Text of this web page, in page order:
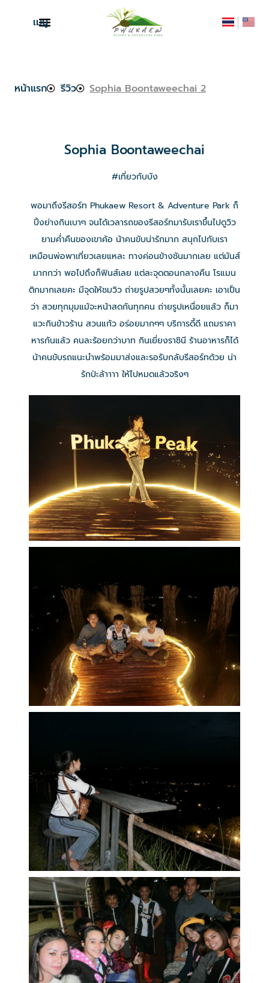
เมนู
หน้าแรก รีวิว Sophia Boontaweechai 2
Sophia Boontaweechai
#เที่ยวกับบัง
พอมาถึงรีสอร์ท Phukaew Resort & Adventure Park ก็
ปิ้งย่างกินเบาๆ จนได้เวลารถของรีสอร์ทมารับเราขึ้นไปดูวิว
ยามค่ำคืนของเขาค้อ น้าคนขับน่ารักมาก สนุกไปกับเรา
เหมือนพ่อพาเที่ยวเลยแหละ ทางค่อนข้างชันมากเลย แต่มันส์
มากกว่า พอไปถึงก็ฟินส์เลย แต่ละจุดตอนกลางคืน โรแมน
ติกมากเลยคะ มีจุดให้ชมวิว ถ่ายรูปสวยๆทั้งนั้นเลยคะ เอาเป็น
ว่า สวยทุกมุมแม้จะหน้าสดกันทุกคน ถ่ายรูปเหนื่อยแล้ว ก็มา
แวะกินข้าวร้าน สวนแก้ว อร่อยมากๆๆ บริการดี้ดี แถมราคา
หารกันแล้ว คนละร้อยกว่าบาท กินเยี่ยงราชินี ร้านอาหารก็ได้
น้าคนขับรถแนะนำพร้อมมาส่งและรอรับกลับรีสอร์ทด้วย น่า
รักป่ะล้าาาา ให้ไปหมดแล้วจริงๆ